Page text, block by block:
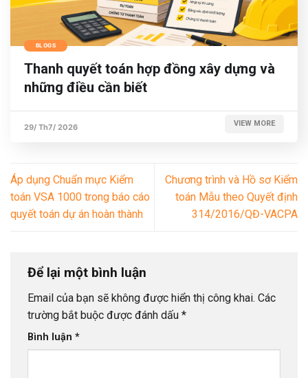
BLOGS
Thanh quyết toán hợp đồng xây dựng và
những điều cần biết
29/ Th7/ 2026 VIEW MORE
Áp dụng Chuẩn mực Kiểm
toán VSA 1000 trong báo cáo
quyết toán dự án hoàn thành
Chương trình và Hồ sơ Kiểm
toán Mẫu theo Quyết định
314/2016/QĐ-VACPA
Để lại một bình luận
Email của bạn sẽ không được hiển thị công khai. Các
trường bắt buộc được đánh dấu *
Bình luận *